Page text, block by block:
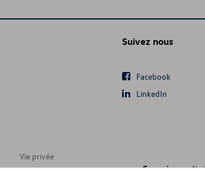
Suivez nous
Facebook
LinkedIn
Vie privée